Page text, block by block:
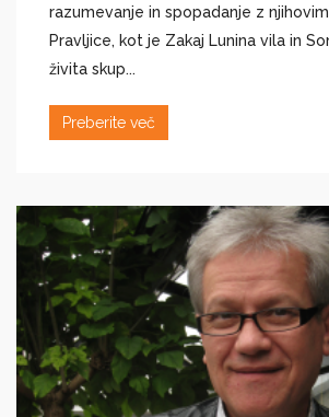
razumevanje in spopadanje z
Pravljice, kot je Zakaj Lunina vila in
živita skup...
Preberite več